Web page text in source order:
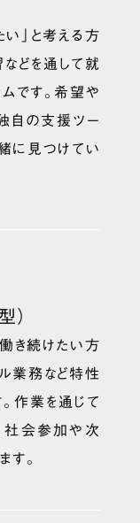
い」と考える方
どを通して就
です。希望や
自の支援ツー
に見つけてい
）
き続けたい方
業務など特性
作業を通じて
社会参加や次
す。